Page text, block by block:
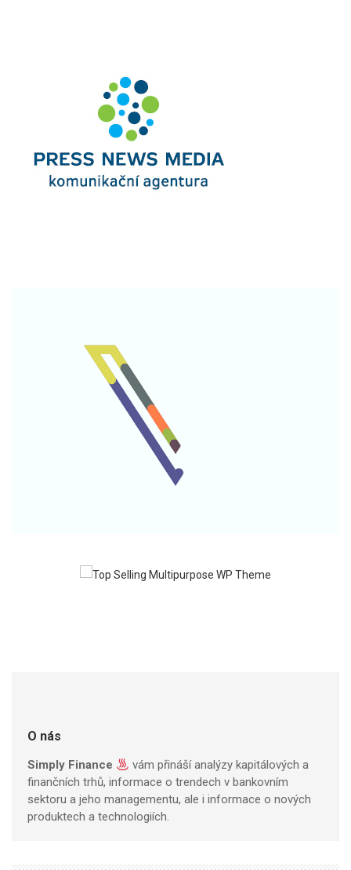
O nás
Simply Finance
vám přináší analýzy kapitálových a
finančních trhů, informace o trendech v bankovním
sektoru a jeho managementu, ale i informace o nových
produktech a technologiích.